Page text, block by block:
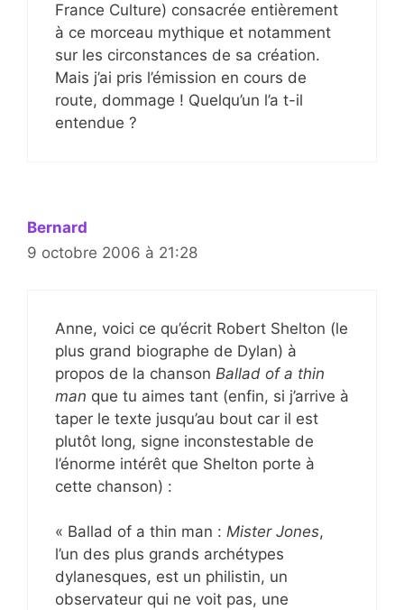
France Culture) consacrée entièrement
à ce morceau mythique et notamment
sur les circonstances de sa création.
Mais j’ai pris l’émission en cours de
route, dommage ! Quelqu’un l’a t-il
entendue ?
Bernard
9 octobre 2006 à 21:28
Anne, voici ce qu’écrit Robert Shelton (le
plus grand biographe de Dylan) à
propos de la chanson Ballad of a thin
man que tu aimes tant (enfin, si j’arrive à
taper le texte jusqu’au bout car il est
plutôt long, signe inconstestable de
l’énorme intérêt que Shelton porte à
cette chanson) :
« Ballad of a thin man : Mister Jones,
l’un des plus grands archétypes
dylanesques, est un philistin, un
observateur qui ne voit pas, une